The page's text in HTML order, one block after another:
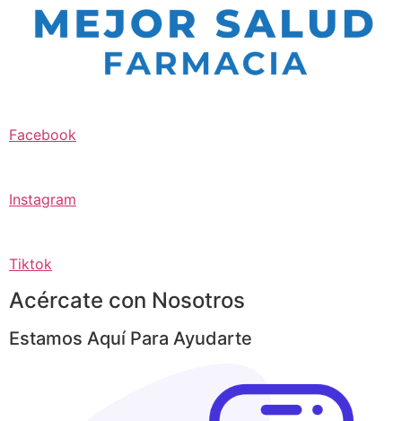
Facebook
Instagram
Tiktok
Acércate con Nosotros
Estamos Aquí Para Ayudarte